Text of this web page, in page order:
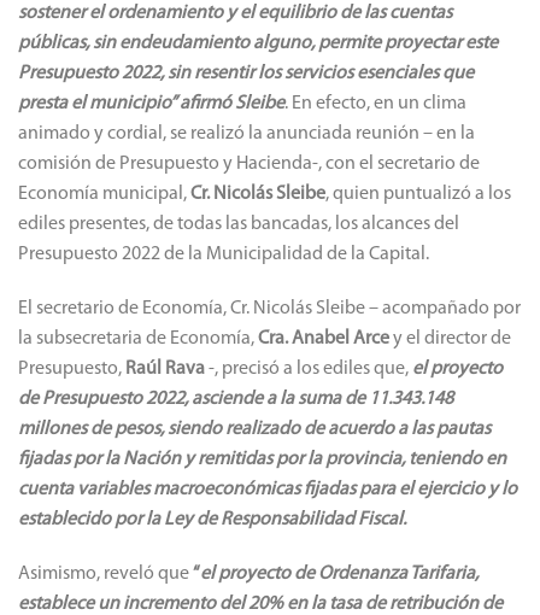
sostener el ordenamiento y el equilibrio de las cuentas
públicas, sin endeudamiento alguno, permite proyectar este
Presupuesto 2022, sin resentir los servicios esenciales que
presta el municipio” afirmó Sleibe. En efecto, en un clima
animado y cordial, se realizó la anunciada reunión – en la
comisión de Presupuesto y Hacienda-, con el secretario de
Economía municipal,Cr. Nicolás Sleibe, quien puntualizó a los
ediles presentes, de todas las bancadas, los alcances del
Presupuesto 2022 de la Municipalidad de la Capital.
El secretario de Economía, Cr. Nicolás Sleibe – acompañado por
la subsecretaria de Economía,Cra. Anabel Arcey el director de
Presupuesto, Raúl Rava-, precisó a los ediles que, el proyecto
de Presupuesto 2022, asciende a la suma de 11.343.148
millones de pesos, siendo realizado de acuerdo a las pautas
fijadas por la Nación y remitidas por la provincia, teniendo en
cuenta variables macroeconómicas fijadas para el ejercicio y lo
establecido por la Ley de Responsabilidad Fiscal.
Asimismo, reveló que“el proyecto de Ordenanza Tarifaria,
establece un incremento del 20% en la tasa de retribución de